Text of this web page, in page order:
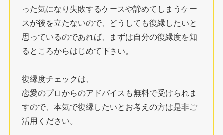
った気になり失敗するケースや諦めてしまうケー
スが後を立たないので、どうしても復縁したいと
思っているのであれば、まずは自分の復縁度を知
るところからはじめて下さい。
復縁度チェックは、
恋愛のプロからのアドバイスも無料で受けられま
すので、本気で復縁したいとお考えの方は是非ご
活用ください。